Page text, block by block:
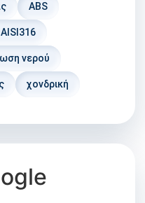
ABS
νερού
χονδρική